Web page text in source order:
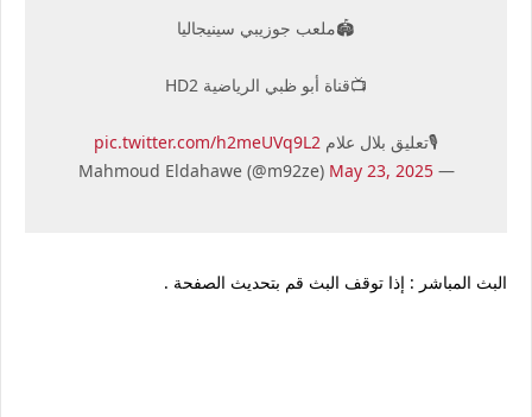
🏟ملعب جوزيبي سينيجاليا
📺قناة أبو ظبي الرياضية HD2
🎙تعليق بلال علام pic.twitter.com/h2meUVq9L2
— Mahmoud Eldahawe (@m92ze)
May 23, 2025
البث المباشر : إذا توقف البث قم بتحديث الصفحة .